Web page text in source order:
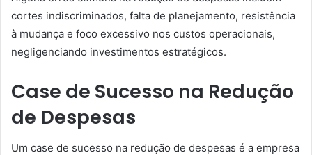
cortes indiscriminados, falta de planejamento, resistência
à mudança e foco excessivo nos custos operacionais,
negligenciando investimentos estratégicos.
Case de Sucesso na Redução
de Despesas
Um case de sucesso na redução de despesas é a empresa